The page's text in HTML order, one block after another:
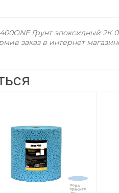
400ONE Грунт эпоксидный
заказ в интернет